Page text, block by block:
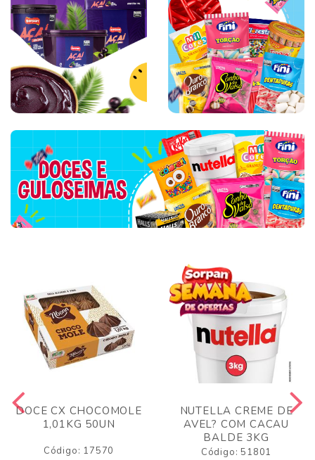
DOCE CX CHOCOMOLE
1,01KG 50UN
Código: 17570
NUTELLA CREME DE
AVEL? COM CACAU
BALDE 3KG
Código: 51801